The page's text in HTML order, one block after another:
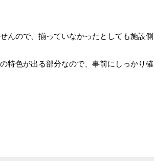
んので、揃っていなかったとしても施設側
特色が出る部分なので、事前にしっかり確